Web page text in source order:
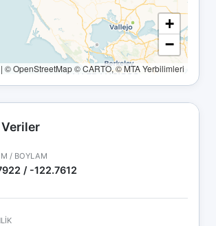
+
−
| © OpenStreetMap © CARTO, © MTA Yerbilimleri
/ BOYLAM
/ -122.7612